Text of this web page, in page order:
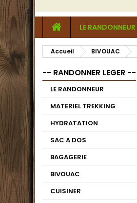
LE RANDONNEUR
Accueil BIVOUAC
-- RANDONNER LEGER --
LE RANDONNEUR
MATERIEL TREKKING
HYDRATATION
SAC A DOS
BAGAGERIE
BIVOUAC
CUISINER